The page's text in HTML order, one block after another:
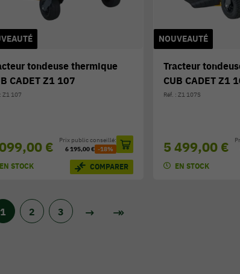
tondeuse thermique
CADET Z1 107
Z1 107
€
Prix public conseillé:
6 195,00 € -18%
EN STOCK COMPARER
NOUVEAUTÉ
Tracteur
CUB CADET Z1
Réf. : Z1 107S
5 499,00 €
EN STOCK
1 2 3